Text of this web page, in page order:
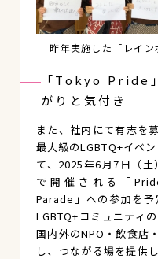
昨年実施した「レイン
「Tokyo Pride
がりと気付き
また、社内にて有志を
最大級のLGBTQ+イベ
て、2025年6月7日（
で開催される「
Parade」への参加を予
LGBTQ+コミュニティ
国内外のNPO・飲食店
し、つながる場を提供